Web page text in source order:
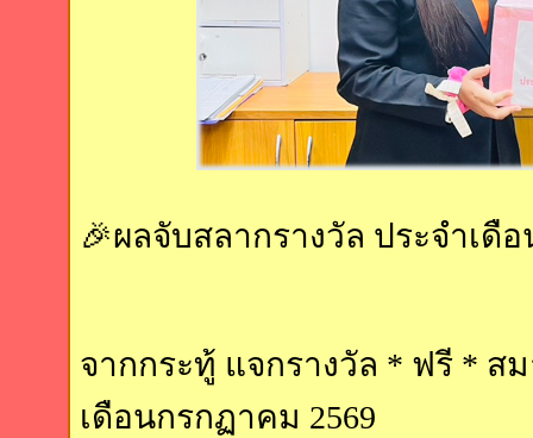
🎉ผลจับสลากรางวัล ประจำเดื
จากกระทู้ แจกรางวัล * ฟรี * ส
เดือนกรกฏาคม 2569